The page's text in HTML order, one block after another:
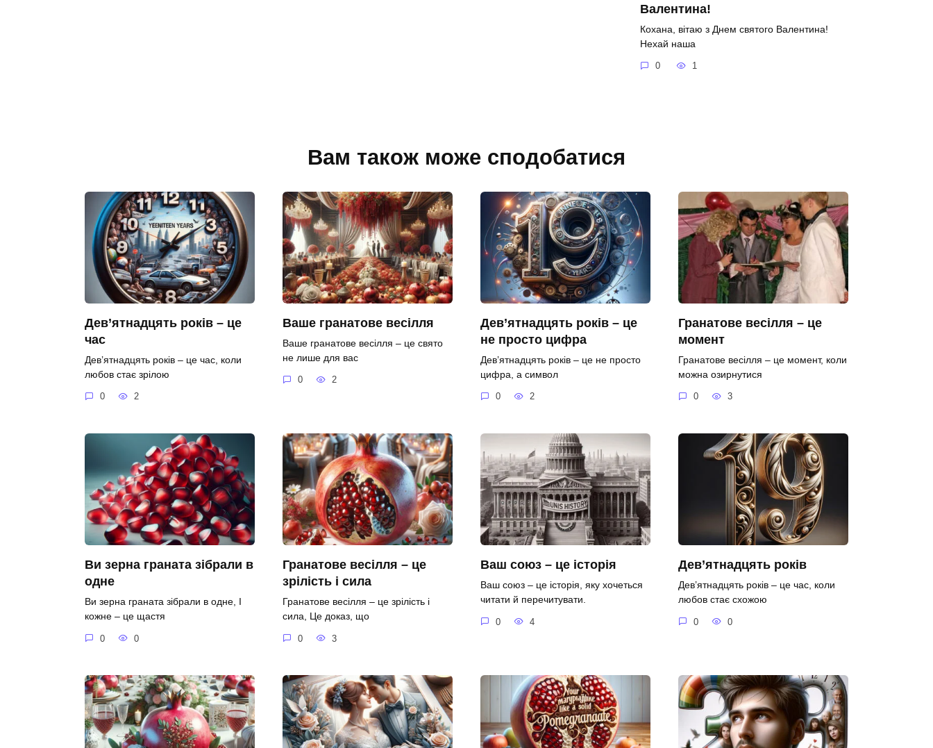
Валентина!
Кохана, вітаю з Днем святого Валентина!
Нехай наша
0 1
Вам також може сподобатися
Дев’ятнадцять років – це
час
Дев’ятнадцять років – це час, коли
любов стає зрілою
0 2
Ваше гранатове весілля
Ваше гранатове весілля – це свято
не лише для вас
0 2
Дев’ятнадцять років – це
не просто цифра
Дев’ятнадцять років – це не просто
цифра, а символ
0 2
Гранатове весілля – це
момент
Гранатове весілля – це момент, коли
можна озирнутися
0 3
Ви зерна граната зібрали в
одне
Ви зерна граната зібрали в одне, І
кожне – це щастя
0 0
Гранатове весілля – це
зрілість і сила
Гранатове весілля – це зрілість і
сила, Це доказ, що
0 3
Ваш союз – це історія
Ваш союз – це історія, яку хочеться
читати й перечитувати.
0 4
Дев’ятнадцять років
Дев’ятнадцять років – це час, коли
любов стає схожою
0 0